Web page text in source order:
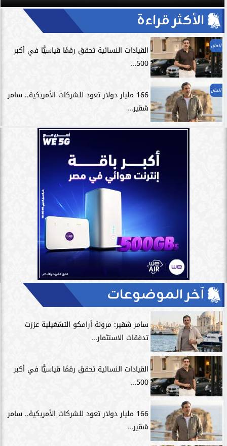
الأكثر قراءة
المال
القيادات النسائية تحقق رقمًا قياسيًّا في أكبر
500...
المال
166 مليار دولار تعود للشركات الأمريكية.. سامر
شقير...
آخر الموضوعات
سامر شقير: مرونة أرامكو التشغيلية عززت
تدفقات الاستثمار...
القيادات النسائية تحقق رقمًا قياسيًّا في أكبر
500...
166 مليار دولار تعود للشركات الأمريكية.. سامر
شقير...